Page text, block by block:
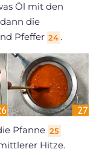
Öl mit den
die
Pfeffer 24 .
Pfanne 25
Hitze.